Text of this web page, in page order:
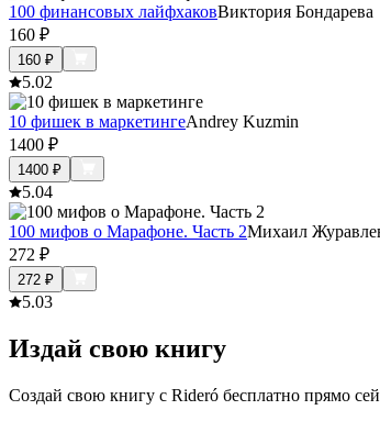
100 финансовых лайфхаковВиктория Бондарева
160 ₽
160 ₽
5.02
10 фишек в маркетингеAndrey Kuzmin
1400 ₽
1400 ₽
5.04
100 мифов о Марафоне. Часть 2Михаил
272 ₽
272 ₽
5.03
Издай свою книгу
Создай свою книгу с Rideró бесплатно прямо